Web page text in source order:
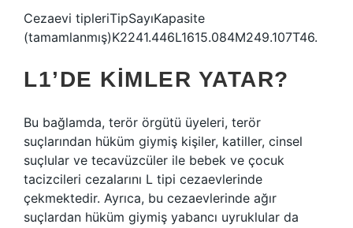
Cezaevi tipleriTipSayıKapasite
(tamamlanmış)K2241.446L1615.084M249.107T46.
L1’DE KIMLER YATAR?
Bu bağlamda, terör örgütü üyeleri, terör
suçlarından hüküm giymiş kişiler, katiller, cinsel
suçlular ve tecavüzcüler ile bebek ve çocuk
tacizcileri cezalarını L tipi cezaevlerinde
çekmektedir. Ayrıca, bu cezaevlerinde ağır
suçlardan hüküm giymiş yabancı uyruklular da